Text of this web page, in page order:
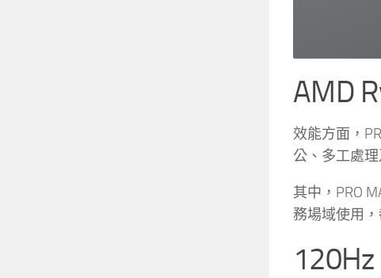
AMD
效能方面，
公、多工處
其中，PRO
務場域使用